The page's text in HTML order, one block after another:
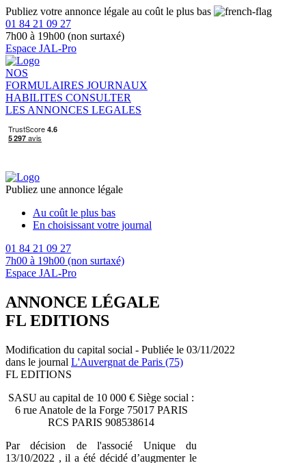
Publiez votre annonce légale au coût le plus bas
01 84 21 09 27
7h00 à 19h00 (non surtaxé)
Espace JAL-Pro
NOS
FORMULAIRES JOURNAUX
HABILITES CONSULTER
LES ANNONCES LEGALES
Publiez une annonce légale
Au coût le plus bas
En choisissant votre journal
01 84 21 09 27
7h00 à 19h00 (non surtaxé)
Espace JAL-Pro
ANNONCE LÉGALE
FL EDITIONS
Modification du capital social - Publiée le 03/11/2022
dans le journal L'Auvergnat de Paris (75)
FL EDITIONS
SASU au capital de 10 000 € Siège social :
6 rue Anatole de la Forge 75017 PARIS
RCS PARIS 908538614
Par décision de l'associé Unique du
13/10/2022 , il a été décidé d’augmenter le